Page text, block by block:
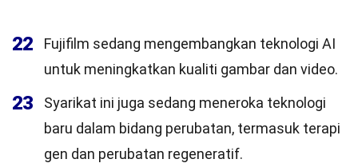
22
Fujifilm sedang mengembangkan teknologi AI
untuk meningkatkan kualiti gambar dan video.
23
Syarikat ini juga sedang meneroka teknologi
baru dalam bidang perubatan, termasuk terapi
gen dan perubatan regeneratif.